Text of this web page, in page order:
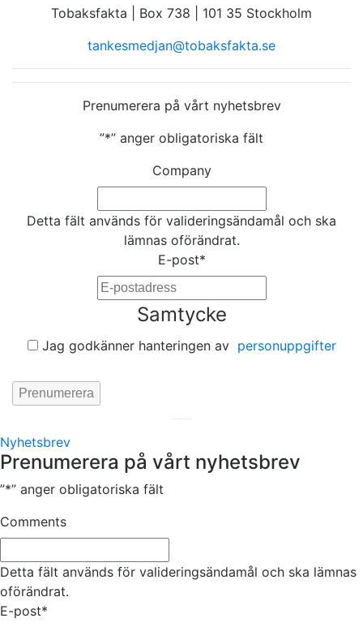
Tobaksfakta | Box 738 | 101 35 Stockholm
tankesmedjan@tobaksfakta.se
Prenumerera på vårt nyhetsbrev
”*” anger obligatoriska fält
Company
Detta fält används för valideringsändamål och ska
lämnas oförändrat.
E-post*
Samtycke
Jag godkänner hanteringen av personuppgifter
Nyhetsbrev
Prenumerera på vårt nyhetsbrev
”*” anger obligatoriska fält
Comments
Detta fält används för valideringsändamål och ska lämnas
oförändrat.
E-post*